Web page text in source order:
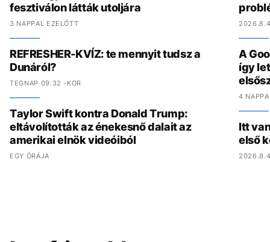
fesztiválon látták utoljára
3 NAPPAL EZELŐTT
REFRESHER-KVÍZ: te mennyit tudsz a
Dunáról?
TEGNAP 09:32 -KOR
Taylor Swift kontra Donald Trump:
eltávolították az énekesnő dalait az
amerikai elnök videóiból
EGY ÓRÁJA
A
így
4
Itt
első